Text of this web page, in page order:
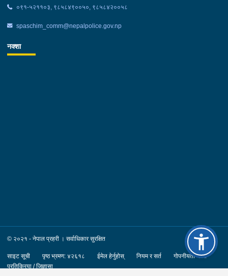
०९१-५२११०३, ९८५८४९००५०, ९८५८४२००५८
spaschim_comm@nepalpolice.gov.np
नक्शा
© २०२१ - नेपाल प्रहरी । सर्वाधिकार सुरक्षित
साइट सूची पृष्ठ भ्रमण: ४२६१८ ईमेल हेर्नुहोस् नियम र सर्त
गोपनीयता नीति
प्रतिक्रिया / जिज्ञासा